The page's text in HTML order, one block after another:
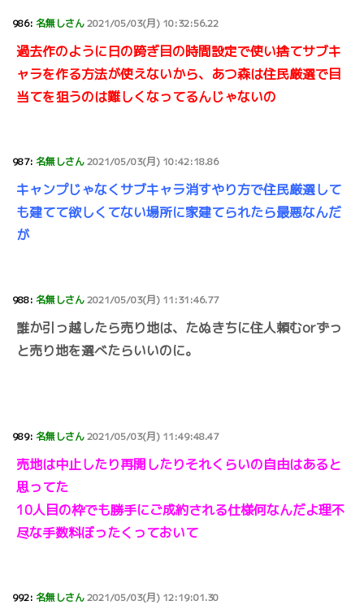
986: 名無しさん2021/05/03(月) 10:32:56.22
過去作のように日の跨ぎ目の時間設定で使い捨てサブキ
ャラを作る方法が使えないから、あつ森は住民厳選で目
当てを狙うのは難しくなってるんじゃないの
987: 名無しさん2021/05/03(月) 10:42:18.86
キャンプじゃなくサブキャラ消すやり方で住民厳選して
も建てて欲しくてない場所に家建てられたら最悪なんだ
が
988: 名無しさん2021/05/03(月) 11:31:46.77
誰か引っ越したら売り地は、たぬきちに住人頼むorずっ
と売り地を選べたらいいのに。
989: 名無しさん2021/05/03(月) 11:49:48.47
売地は中止したり再開したりそれくらいの自由はあると
思ってた
10人目の枠でも勝手にご成約される仕様何なんだよ理不
尽な手数料ぼったくっておいて
992: 名無しさん2021/05/03(月) 12:19:01.30